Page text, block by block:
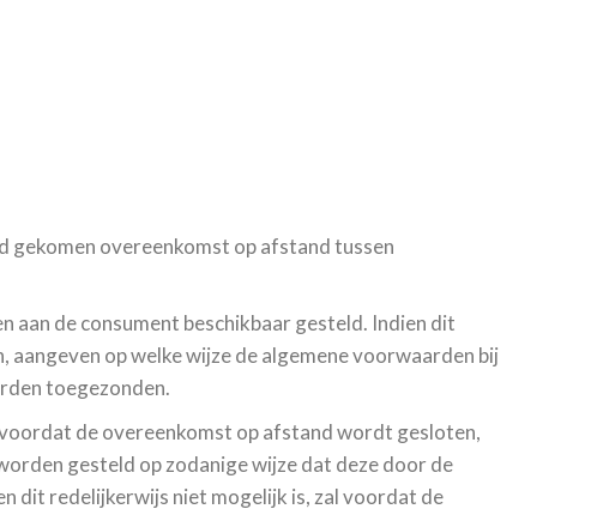
gekomen overeenkomst op afstand tussen
de consument beschikbaar gesteld. Indien dit
op welke wijze de algemene voorwaarden bij
toegezonden.
de overeenkomst op afstand wordt gesloten,
gesteld op zodanige wijze dat deze door de
dit redelijkerwijs niet mogelijk is, zal voordat de